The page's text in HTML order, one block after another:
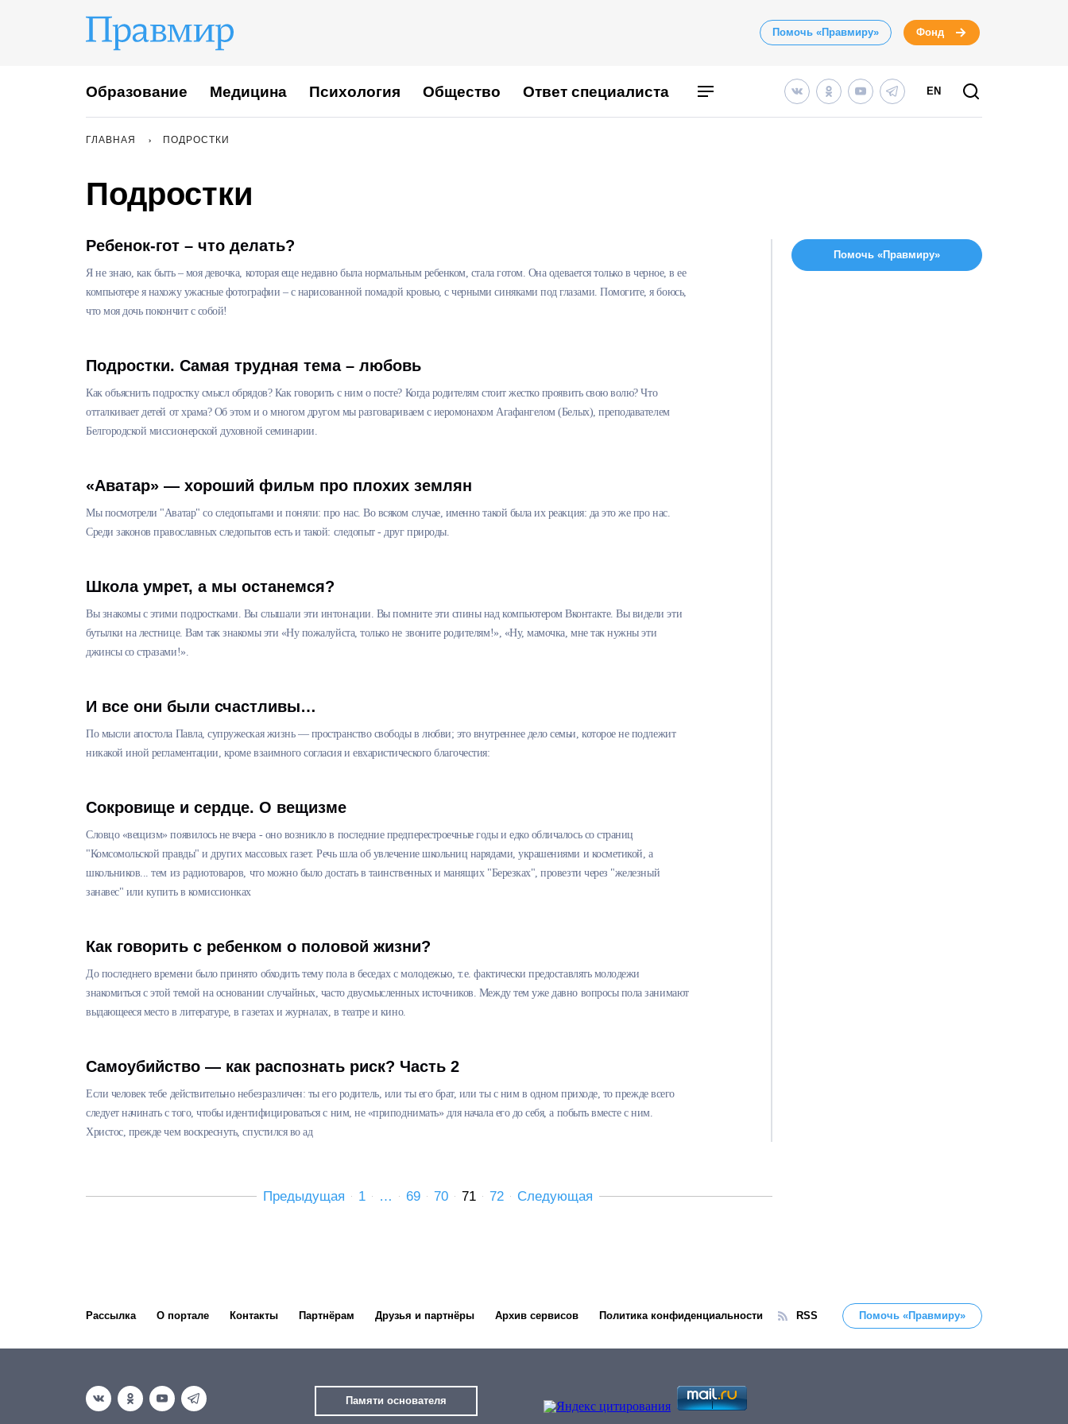
Помочь «Правмиру» Фонд
Образование Медицина Психология Общество Ответ специалиста EN
ГЛАВНАЯ ПОДРОСТКИ
Подростки
Ребенок-гот – что делать?
Я не знаю, как быть – моя девочка, которая еще недавно была нормальным ребенком, стала готом. Она одевается только в черное, в ее
компьютере я нахожу ужасные фотографии – с нарисованной помадой кровью, с черными синяками под глазами. Помогите, я боюсь,
что моя дочь покончит с собой!
Подростки. Самая трудная тема – любовь
Как объяснить подростку смысл обрядов? Как говорить с ним о посте? Когда родителям стоит жестко проявить свою волю? Что
отталкивает детей от храма? Об этом и о многом другом мы разговариваем с иеромонахом Агафангелом (Белых), преподавателем
Белгородской миссионерской духовной семинарии.
«Аватар» — хороший фильм про плохих землян
Мы посмотрели "Аватар" со следопытами и поняли: про нас. Во всяком случае, именно такой была их реакция: да это же про нас.
Среди законов православных следопытов есть и такой: следопыт - друг природы.
Школа умрет, а мы останемся?
Вы знакомы с этими подростками. Вы слышали эти интонации. Вы помните эти спины над компьютером Вконтакте. Вы видели эти
бутылки на лестнице. Вам так знакомы эти «Ну пожалуйста, только не звоните родителям!», «Ну, мамочка, мне так нужны эти
джинсы со стразами!».
И все они были счастливы…
По мысли апостола Павла, супружеская жизнь — пространство свободы в любви; это внутреннее дело семьи, которое не подлежит
никакой иной регламентации, кроме взаимного согласия и евхаристического благочестия:
Сокровище и сердце. О вещизме
Словцо «вещизм» появилось не вчера - оно возникло в последние предперестроечные годы и едко обличалось со страниц
"Комсомольской правды" и других массовых газет. Речь шла об увлечение школьниц нарядами, украшениями и косметикой, а
школьников... тем из радиотоваров, что можно было достать в таинственных и манящих "Березках", провезти через "железный
занавес" или купить в комиссионках
Как говорить с ребенком о половой жизни?
До последнего времени было принято обходить тему пола в беседах с молодежью, т.е. фактически предоставлять молодежи
знакомиться с этой темой на основании случайных, часто двусмысленных источников. Между тем уже давно вопросы пола занимают
выдающееся место в литературе, в газетах и журналах, в театре и кино.
Самоубийство — как распознать риск? Часть 2
Если человек тебе действительно небезразличен: ты его родитель, или ты его брат, или ты с ним в одном приходе, то прежде всего
следует начинать с того, чтобы идентифицироваться с ним, не «приподнимать» для начала его до себя, а побыть вместе с ним.
Христос, прежде чем воскреснуть, спустился во ад
Предыдущая 1 … 69 70 71 72 Следующая
Помочь «Правмиру»
Рассылка О портале Контакты Партнёрам Друзья и партнёры Архив сервисов Политика конфиденциальности RSS Помочь «Правмиру»
Памяти основателя